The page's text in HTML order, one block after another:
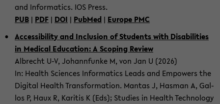
and In­for­ma­tics. IOS Press.
PUB | PDF | DOI | Pub­Med | Eu­ro­pe PMC
Ac­ces­si­bi­li­ty and In­clu­si­on of Stu­dents with Dis­abi­li­ties
in Me­di­cal Edu­ca­ti­on: A Scoping Re­view
Al­brecht U-V, Jo­hannfun­ke M, von Jan U (2026)
In: Health Sci­en­ces In­for­ma­tics Leads and Em­powers the
Di­gi­tal Health Trans­for­ma­ti­on. Man­tas J, Has­man A, Gal­
los P, Haux R, Ka­ri­tis K (Eds); Stu­dies in Health Tech­no­lo­gy